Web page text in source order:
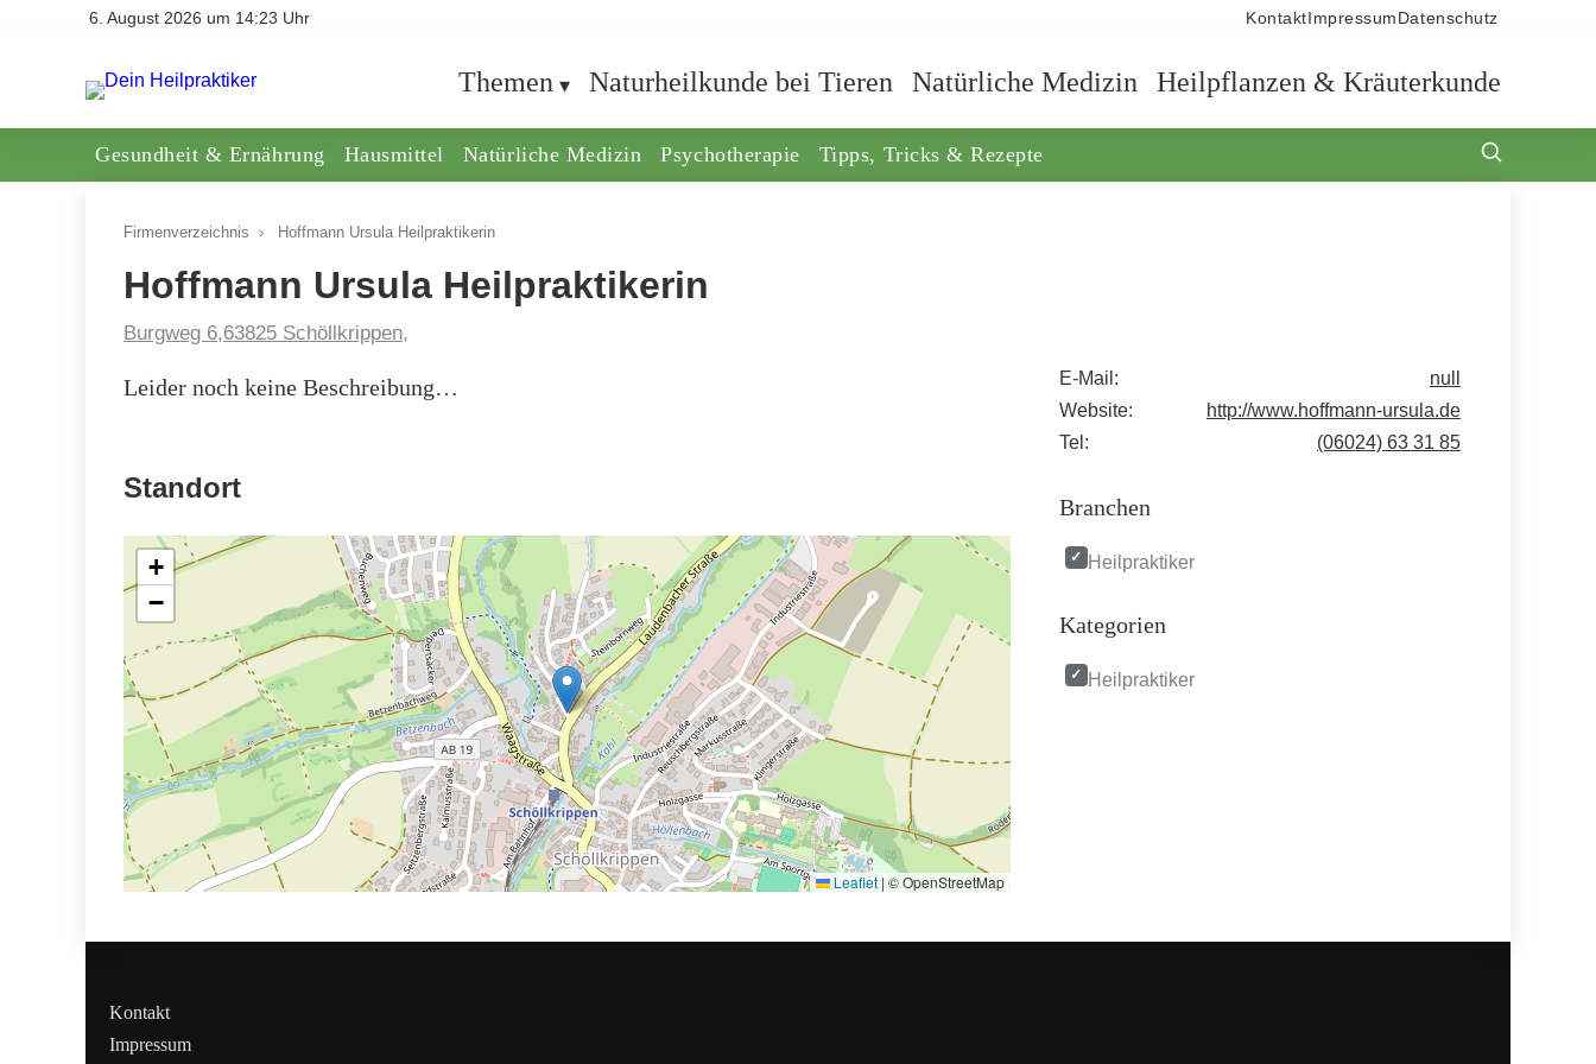
6. August 2026 um 14:23 Uhr Kontakt Impressum Datenschutz
Themen Naturheilkunde bei Tieren Natürliche Medizin Heilpflanzen & Kräuterkunde
Gesundheit & Ernährung Hausmittel Natürliche Medizin Psychotherapie Tipps, Tricks & Rezepte
Firmenverzeichnis › Hoffmann Ursula Heilpraktikerin
Hoffmann Ursula Heilpraktikerin
Burgweg 6,63825 Schöllkrippen,
Leider noch keine Beschreibung…
Standort
+
−
Leaflet | © OpenStreetMap
E-Mail:
null
Website:
http://www.hoffmann-ursula.de
Tel:
(06024) 63 31 85
Branchen
Heilpraktiker
Kategorien
Heilpraktiker
Kontakt
Impressum